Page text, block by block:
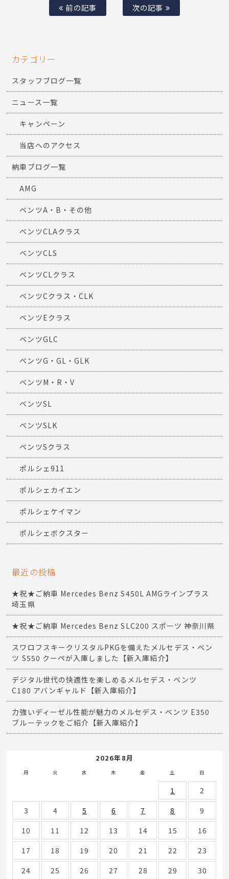
前の記事 次の記事
カテゴリー
スタッフブログ一覧
ニュース一覧
キャンペーン
当店へのアクセス
納車ブログ一覧
AMG
ベンツA・B・その他
ベンツCLAクラス
ベンツCLS
ベンツCLクラス
ベンツCクラス・CLK
ベンツEクラス
ベンツGLC
ベンツG・GL・GLK
ベンツM・R・V
ベンツSL
ベンツSLK
ベンツSクラス
ポルシェ911
ポルシェカイエン
ポルシェケイマン
ポルシェボクスター
最近の投稿
★祝★ご納車 Mercedes Benz S450L AMGラインプラス
埼玉県
★祝★ご納車 Mercedes Benz SLC200 スポーツ 神奈川県
スワロフスキークリスタルPKGを備えたメルセデス・ベン
ツ S550 クーペが入庫しました【新入庫紹介】
デジタル世代の快適性を楽しめるメルセデス・ベンツ
C180 アバンギャルド【新入庫紹介】
力強いディーゼル性能が魅力のメルセデス・ベンツ E350
ブルーテックをご紹介【新入庫紹介】
2026年8月
月 火 水 木 金 土 日
1
2
3
4 5 6 7 8
9
10
11 12 13 14 15
16
17
18 19 20 21 22
23
24
25 26 27 28 29
30